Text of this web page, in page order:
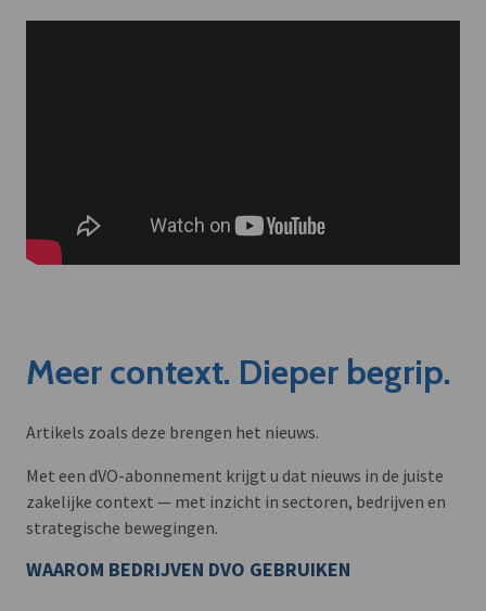
Meer context. Dieper begrip.
Artikels zoals deze brengen het nieuws.
Met een dVO-abonnement krijgt u dat nieuws in de juiste
zakelijke context — met inzicht in sectoren, bedrijven en
strategische bewegingen.
WAAROM BEDRIJVEN DVO GEBRUIKEN